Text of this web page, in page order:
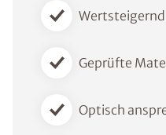
Wertsteigernd
Geprüfte
Optisch